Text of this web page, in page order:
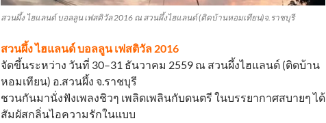
สวนผึ้ง ไฮแลนด์ บอลลูน เฟสติวัล 2016 ณ สวนผึ้งไฮแลนด์ (ติดบ้านหอมเทียน)จ.ราชบุรี
สวนผึ้ง ไฮแลนด์ บอลลูน เฟสติวัล 2016
จัดขึ้นระหว่าง วันที่ 30–31 ธันวาคม 2559 ณ สวนผึ้งไฮแลนด์ (ติดบ้าน
หอมเทียน) อ.สวนผึ้ง จ.ราชบุรี
ชวนกันมานั่งฟังเพลงชิวๆ เพลิดเพลินกับดนตรี ในบรรยากาศสบายๆ ได้
สัมผัสกลิ่นไอความรักในแบบ